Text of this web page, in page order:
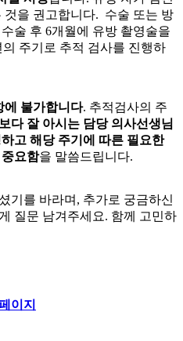
것을 권고합니다. 수술 또는 방
술 후 6개월에 유방 촬영술을
주기로 추적 검사를 진행하
에 불가합니다. 추적검사의 주
다 잘 아시는 담당 의사선생님
고 해당 주기에 따른 필요한
요함을 말씀드립니다.
기를 바라며, 추가로 궁금하신
질문 남겨주세요. 함께 고민하
이지